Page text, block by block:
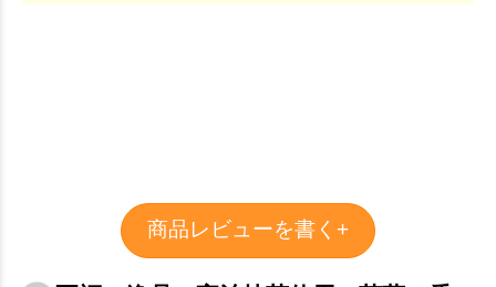
商品レビューを書く+